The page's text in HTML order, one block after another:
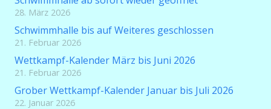
28. März 2026
Schwimmhalle bis auf Weiteres geschlossen
21. Februar 2026
Wettkampf-Kalender März bis Juni 2026
21. Februar 2026
Grober Wettkampf-Kalender Januar bis Juli 2026
22. Januar 2026